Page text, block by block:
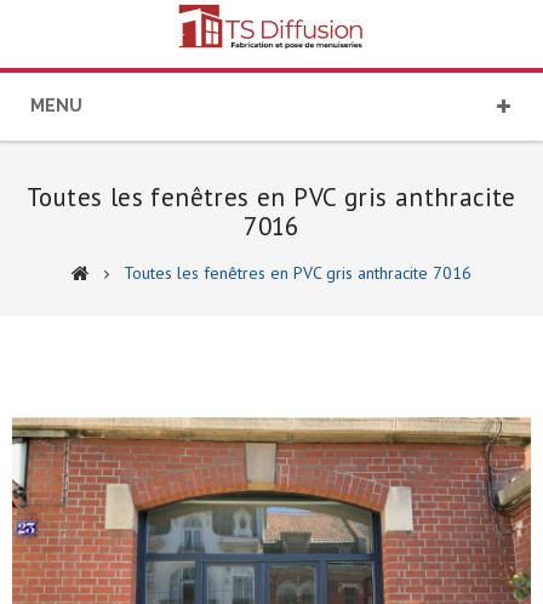
MENU
Toutes les fenêtres en PVC gris anthracite
7016
Toutes les fenêtres en PVC gris anthracite 7016